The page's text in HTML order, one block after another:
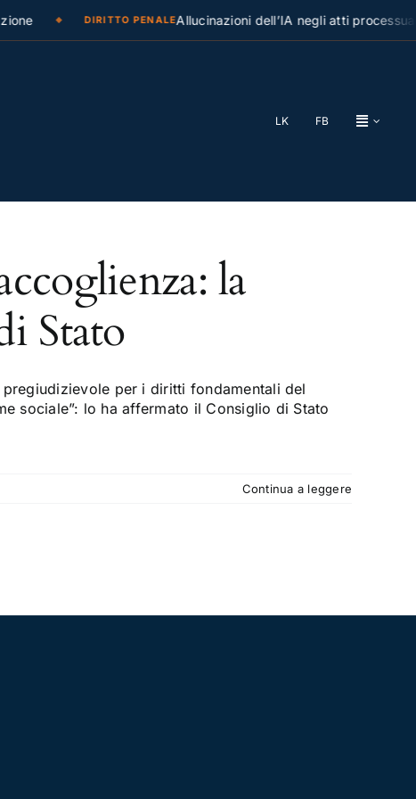
DIRITTO PENALEAllucinazioni dell’IA negli atti
LK FB
la
Stato
per i diritti fondamentali del
sociale”: lo ha affermato il Consiglio di Stato
Continua a leggere